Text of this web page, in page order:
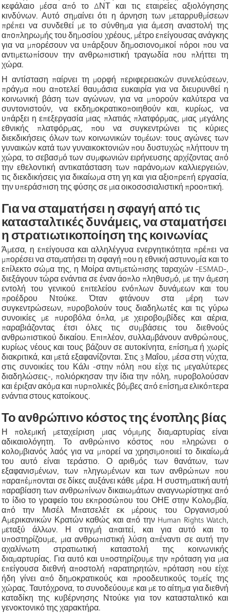
κεφάλαιο μέσα από το ΔΝΤ και τις εταιρείες αξιολόγησης
κινδύνων. Αυτό σημαίνει ότι η άρνηση των μεταρρυθμίσεων
πρέπει να συνδεθεί με το σύνθημα για άμεση αναστολή της
αποπληρωμής του δημοσίου χρέους, μέτρο επείγουσας ανάγκης
για να μπορέσουν να υπάρξουν δημοσιονομικοί πόροι που να
αντιμετωπίσουν την ανθρωπιστική τραγωδία που πλήττει τη
χώρα.
Η αντίσταση παίρνει τη μορφή περιφερειακών συνελεύσεων,
πράγμα που αποτελεί θαυμάσια ευκαιρία για να διευρυνθεί η
κοινωνική βάση των αγώνων, για να μπορούν καλύτερα να
συντονιστούν, να εκδημοκρατικοποιηθούν και, κυρίως, να
υπάρξει η επεξεργασία μιας πλατιάς πλατφόρμας, μιας μεγάλης
εθνικής πλατφόρμας, που να συγκεντρώνει τις κύριες
διεκδικήσεις όλων των κοινωνικών τομέων: τους αγώνες των
γυναικών κατά των γυναικοκτονιών που δυστυχώς πλήττουν τη
χώρα, το σεβασμό των συμφωνιών ειρήνευσης αρχίζοντας από
την εθελοντική αντικατάσταση των παράνομων καλλιεργειών,
τις διεκδικήσεις για δικαίωμα στη γη και για αξιοπρεπή εργασία,
την υπεράσπιση της φύσης σε μια οικοσοσιαλιστική προοπτική.
Για να σταματήσει η σφαγή από τις
κατασταλτικές δυνάμεις, να σταματήσει
η στρατιωτικοποίηση της κοινωνίας
Άμεσα, η επείγουσα και αλληλέγγυα ενεργητικότητα πρέπει να
μπορέσει να σταματήσει τη σφαγή που η εθνική αστυνομία και το
επίλεκτο σώμα της, η Μοίρα αντιμετώπισης ταραχών -ESMAD-,
διεξάγουν τώρα ενάντια σε έναν άοπλο πληθυσμό, με την άμεση
εντολή του γενικού επιτελείου ενόπλων δυνάμεων και του
προέδρου Ντούκε. Όταν φτάνουν στα μέρη των
συγκεντρώσεων, πυροβολούν τους διαδηλωτές και τις γύρω
συνοικίες με πυροβόλα όπλα, με χειροβομβίδες και αέρια,
παραβιάζοντας έτσι όλες τις συμβάσεις του διεθνούς
ανθρωπιστικού δικαίου. Επιπλέον, συλλαμβάνουν ανθρώπους,
κυρίως νέους και τους βάζουν σε αυτοκίνητα, επίσημα ή χωρίς
διακριτικά, και μετά εξαφανίζονται. Στις 3 Μαΐου, μέσα στη νύχτα,
στις συνοικίες του Κάλι -στην πόλη που είχε τις μεγαλύτερες
διαδηλώσεις-, πολιόρκησαν την ίδια την πόλη, πυροβολούσαν
και έριξαν ακόμα και πυρπολικές βόμβες από επίσημα ελικόπτερα
ενάντια στους κατοίκους.
Το ανθρώπινο κόστος της ένοπλης βίας
Η πολεμική μεταχείριση μιας νόμιμης διαμαρτυρίας είναι
αδικαιολόγητη. Το ανθρώπινο κόστος που πληρώνει ο
κολομβιανός λαός για να μπορεί να χρησιμοποιεί το δικαίωμά
του αυτό είναι τεράστιο. Ο αριθμός των θανάτων, των
εξαφανισμένων, των πληγωμένων και των ανθρώπων που
παραπέμπονται σε δίκες αυξάνει κάθε μέρα. Η συστηματική αυτή
παραβίαση των ανθρωπίνων δικαιωμάτων αναγνωρίστηκε από
το ίδιο το γραφείο του εκπροσώπου του ΟΗΕ στην Κολομβία,
από την Μισέλ Μπατσελέτ εκ μέρους του Οργανισμού
Αμερικανικών Κρατών καθώς και από την Human Rights Watch,
μεταξύ άλλων. Η στιγμή απαιτεί, και για αυτό και το
υποστηρίζουμε, μια ανθρωπιστική λύση απέναντι σε αυτή την
αχαλίνωτη στρατιωτική καταστολή της κοινωνικής
διαμαρτυρίας. Για αυτό και υποστηρίζουμε την πρόταση για μια
επείγουσα διεθνή αποστολή παρατηρητών, πρόταση που είχε
ήδη γίνει από δημοκρατικούς και προοδευτικούς τομείς της
χώρας. Ταυτόχρονα, το συνοδεύουμε και με το αίτημα για διεθνή
καταδίκη της κυβέρνησης Ντούκε για τον κατασταλτικό και
γενοκτονικό της χαρακτήρα.